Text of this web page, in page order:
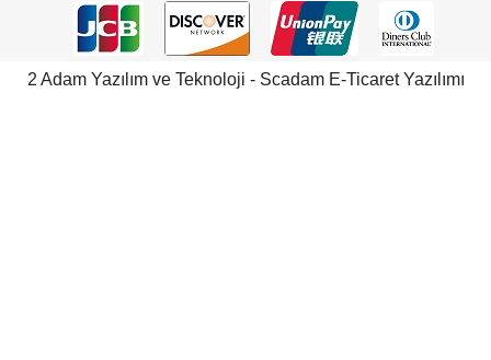
2 Adam Yazılım ve Teknoloji - Scadam E-Ticaret Yazılımı